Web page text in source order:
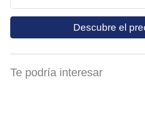
Descubre el
Te podría interesar